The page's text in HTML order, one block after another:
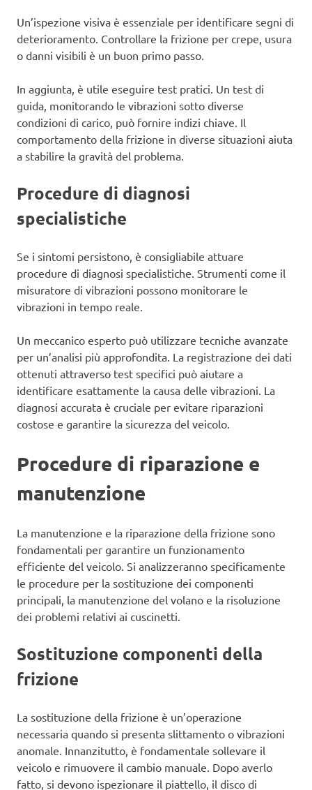
Un’ispezione visiva è essenziale per identificare segni di
deterioramento. Controllare la frizione per crepe, usura
o danni visibili è un buon primo passo.
In aggiunta, è utile eseguire test pratici. Un test di
guida, monitorando le vibrazioni sotto diverse
condizioni di carico, può fornire indizi chiave. Il
comportamento della frizione in diverse situazioni aiuta
a stabilire la gravità del problema.
Procedure di diagnosi
specialistiche
Se i sintomi persistono, è consigliabile attuare
procedure di diagnosi specialistiche. Strumenti come il
misuratore di vibrazioni possono monitorare le
vibrazioni in tempo reale.
Un meccanico esperto può utilizzare tecniche avanzate
per un’analisi più approfondita. La registrazione dei dati
ottenuti attraverso test specifici può aiutare a
identificare esattamente la causa delle vibrazioni. La
diagnosi accurata è cruciale per evitare riparazioni
costose e garantire la sicurezza del veicolo.
Procedure di riparazione e
manutenzione
La manutenzione e la riparazione della frizione sono
fondamentali per garantire un funzionamento
efficiente del veicolo. Si analizzeranno specificamente
le procedure per la sostituzione dei componenti
principali, la manutenzione del volano e la risoluzione
dei problemi relativi ai cuscinetti.
Sostituzione componenti della
frizione
La sostituzione della frizione è un’operazione
necessaria quando si presenta slittamento o vibrazioni
anomale. Innanzitutto, è fondamentale sollevare il
veicolo e rimuovere il cambio manuale. Dopo averlo
fatto, si devono ispezionare il piattello, il disco di